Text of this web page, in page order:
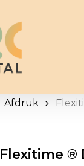
Afdruk
Flexitime ®